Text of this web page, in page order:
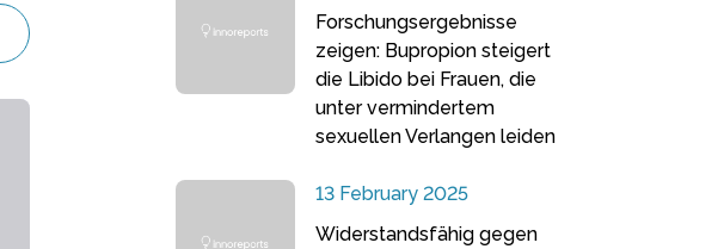
Forschungsergebnisse
zeigen: Bupropion steigert
die Libido bei Frauen, die
unter vermindertem
sexuellen Verlangen leiden
13 February 2025
Widerstandsfähig gegen